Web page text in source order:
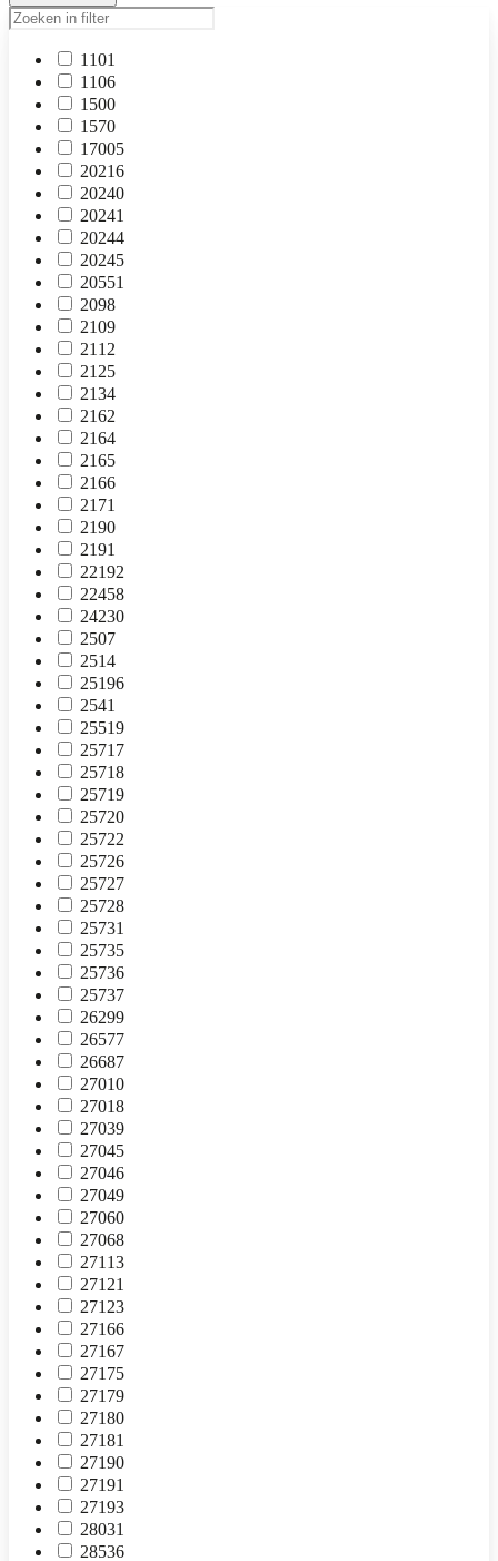
1101
1106
1500
1570
17005
20216
20240
20241
20244
20245
20551
2098
2109
2112
2125
2134
2162
2164
2165
2166
2171
2190
2191
22192
22458
24230
2507
2514
25196
2541
25519
25717
25718
25719
25720
25722
25726
25727
25728
25731
25735
25736
25737
26299
26577
26687
27010
27018
27039
27045
27046
27049
27060
27068
27113
27121
27123
27166
27167
27175
27179
27180
27181
27190
27191
27193
28031
28536